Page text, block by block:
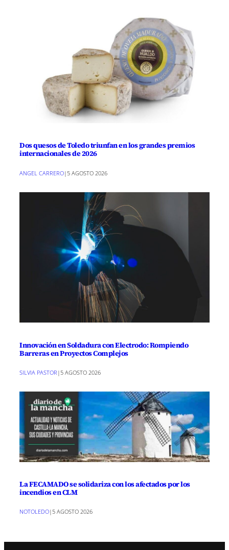
Dos quesos de Toledo triunfan en los grandes premios
internacionales de 2026
ANGEL CARRERO| 5 AGOSTO 2026
Innovación en Soldadura con Electrodo: Rompiendo
Barreras en Proyectos Complejos
SILVIA PASTOR |5 AGOSTO 2026
La FECAMADO se solidariza con los afectados por los
incendios en CLM
NOTOLEDO|5 AGOSTO 2026